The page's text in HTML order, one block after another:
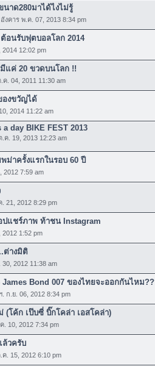
าด280มาได้ไงไม่รู้
งคาร พ.ค. 07, 2013 8:34 pm
อนรับฟุตบอลโลก 2014
12:02 pm
แค่ 20 ขวดบนโลก !!
. 04, 2011 11:30 am
งขวัญได้
2014 11:22 am
day BIKE FEST 2013
ค. 19, 2013 12:23 am
ม่าครั้งแรกในรอบ 60 ปี
2012 7:59 am
21, 2012 8:29 pm
ปแชร์ภาพ ท้าชน Instagram
1:52 pm
ต่างมิติ
2012 11:38 am
James Bond 007 ของไทยจะออกกันไหม
ก.ย. 06, 2012 8:34 pm
(โค้ก เป๊บซี่ บิ๊กโคล่า เอสโคล่า)
10, 2012 7:34 pm
ล้วครับ
. 15, 2012 6:10 pm